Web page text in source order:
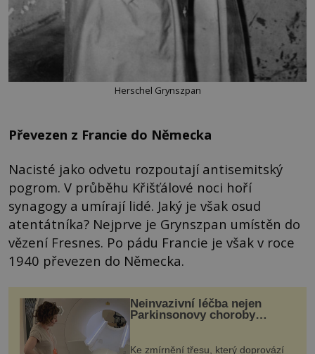
Herschel Grynszpan
Převezen z Francie do Německa
Nacisté jako odvetu rozpoutají antisemitský
pogrom. V průběhu Křišťálové noci hoří
synagogy a umírají lidé. Jaký je však osud
atentátníka? Nejprve je Grynszpan umístěn do
vězení Fresnes. Po pádu Francie je však v roce
1940 převezen do Německa.
Neinvazivní léčba nejen
Parkinsonovy choroby
Ke zmírnění třesu, který doprovází